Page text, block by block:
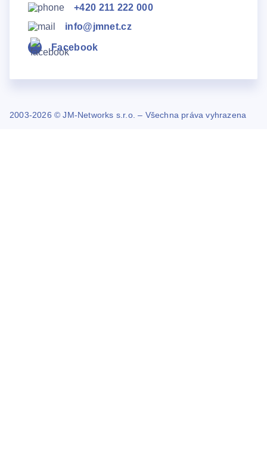
+420 211 222 000
info@jmnet.cz
Facebook
2003-2026 © JM-Networks s.r.o. – Všechna práva vyhrazena